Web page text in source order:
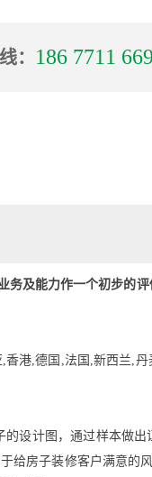
： 186 7711
及能力作一个初步的
港,德国,法国,新西兰,
设计图，通过样本做
给房子装修客户满意的